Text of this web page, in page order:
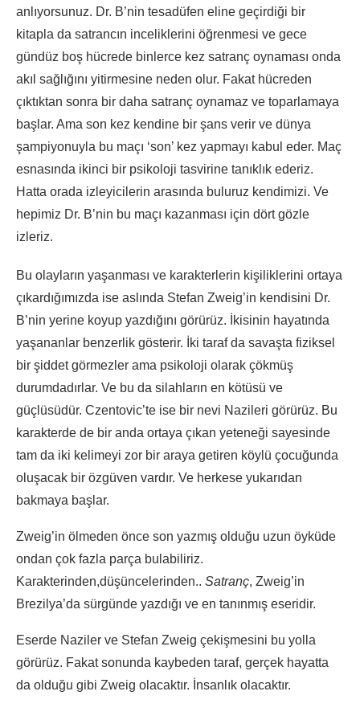
anlıyorsunuz. Dr. B’nin tesadüfen eline geçirdiği bir
kitapla da satrancın inceliklerini öğrenmesi ve gece
gündüz boş hücrede binlerce kez satranç oynaması onda
akıl sağlığını yitirmesine neden olur. Fakat hücreden
çıktıktan sonra bir daha satranç oynamaz ve toparlamaya
başlar. Ama son kez kendine bir şans verir ve dünya
şampiyonuyla bu maçı ‘son’ kez yapmayı kabul eder. Maç
esnasında ikinci bir psikoloji tasvirine tanıklık ederiz.
Hatta orada izleyicilerin arasında buluruz kendimizi. Ve
hepimiz Dr. B’nin bu maçı kazanması için dört gözle
izleriz.
Bu olayların yaşanması ve karakterlerin kişiliklerini ortaya
çıkardığımızda ise aslında Stefan Zweig’in kendisini Dr.
B’nin yerine koyup yazdığını görürüz. İkisinin hayatında
yaşananlar benzerlik gösterir. İki taraf da savaşta fiziksel
bir şiddet görmezler ama psikoloji olarak çökmüş
durumdadırlar. Ve bu da silahların en kötüsü ve
güçlüsüdür. Czentovic’te ise bir nevi Nazileri görürüz. Bu
karakterde de bir anda ortaya çıkan yeteneği sayesinde
tam da iki kelimeyi zor bir araya getiren köylü çocuğunda
oluşacak bir özgüven vardır. Ve herkese yukarıdan
bakmaya başlar.
Zweig’in ölmeden önce son yazmış olduğu uzun öyküde
ondan çok fazla parça bulabiliriz.
Karakterinden,düşüncelerinden.. Satranç, Zweig’in
Brezilya’da sürgünde yazdığı ve en tanınmış eseridir.
Eserde Naziler ve Stefan Zweig çekişmesini bu yolla
görürüz. Fakat sonunda kaybeden taraf, gerçek hayatta
da olduğu gibi Zweig olacaktır. İnsanlık olacaktır.